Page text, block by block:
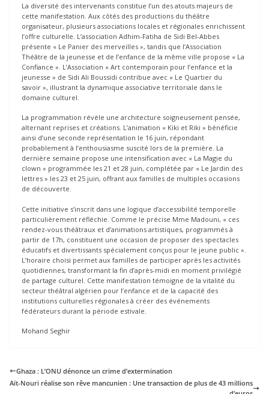
La diversité des intervenants constitue l’un des atouts majeurs de
cette manifestation. Aux côtés des productions du théâtre
organisateur, plusieurs associations locales et régionales enrichissent
l’offre culturelle. L’association Adhim-Fatiha de Sidi Bel-Abbes
présente « Le Panier des merveilles », tandis que l’Association
Théâtre de la jeunesse et de l’enfance de la même ville propose « La
Confiance ». L’Association « Art contemporain pour l’enfance et la
jeunesse » de Sidi Ali Boussidi contribue avec « Le Quartier du
savoir », illustrant la dynamique associative territoriale dans le
domaine culturel.
La programmation révèle une architecture soigneusement pensée,
alternant reprises et créations. L’animation « Kiki et Riki » bénéficie
ainsi d’une seconde représentation le 16 juin, répondant
probablement à l’enthousiasme suscité lors de la première. La
dernière semaine propose une intensification avec « La Magie du
clown » programmée les 21 et 28 juin, complétée par « Le Jardin des
lettres » les 23 et 25 juin, offrant aux familles de multiples occasions
de découverte.
Cette initiative s’inscrit dans une logique d’accessibilité temporelle
particulièrement réfléchie. Comme le précise Mme Madouni, « ces
rendez-vous théâtraux et d’animations artistiques, programmés à
partir de 17h, constituent une occasion de proposer des spectacles
éducatifs et divertissants spécialement conçus pour le jeune public ».
L’horaire choisi permet aux familles de participer après les activités
quotidiennes, transformant la fin d’après-midi en moment privilégié
de partage culturel. Cette manifestation témoigne de la vitalité du
secteur théâtral algérien pour l’enfance et de la capacité des
institutions culturelles régionales à créer des événements
fédérateurs durant la période estivale.
Mohand Seghir
Ghaza : L’ONU dénonce un crime d’extermination
Aït-Nouri réalise son rêve mancunien : Une transaction de plus de 43 millions